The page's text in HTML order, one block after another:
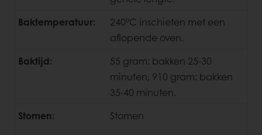
Baktemperatuur:
240°C inschieten met een
aflopende oven.
Baktijd:
55 gram: bakken 25-30
minuten, 910 gram: bakken
35-40 minuten.
Stomen:
Stomen